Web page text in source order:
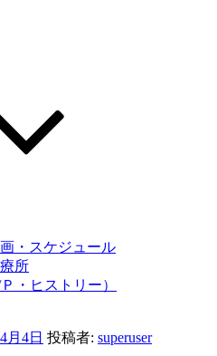
・スケジュール
所
・ヒストリー）
月4日 投稿者: superuser